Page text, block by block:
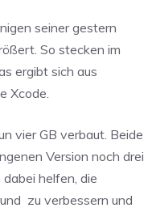
seiner gestern
So stecken im
ergibt sich aus
Xcode.
vier GB verbaut. Beide
Version noch drei
helfen, die
zu verbessern und